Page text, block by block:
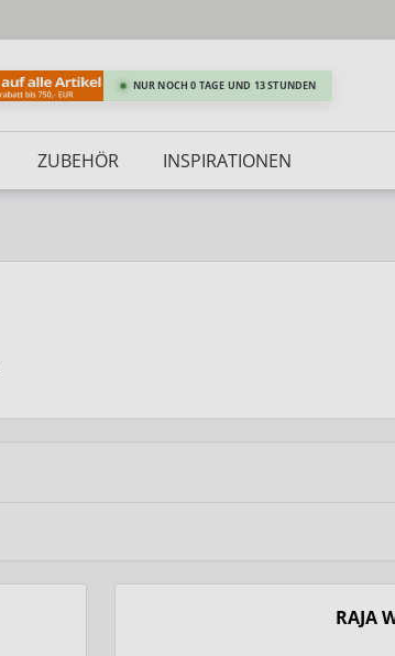
NUR NOCH 0 TAGE UND 13 STUNDEN
ZUBEHÖR INSPIRATIONEN
RAJA